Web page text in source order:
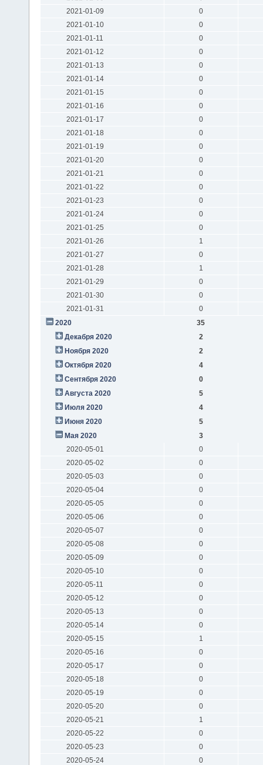
2021-01-09
0
2021-01-10
0
2021-01-11
0
2021-01-12
0
2021-01-13
0
2021-01-14
0
2021-01-15
0
2021-01-16
0
2021-01-17
0
2021-01-18
0
2021-01-19
0
2021-01-20
0
2021-01-21
0
2021-01-22
0
2021-01-23
0
2021-01-24
0
2021-01-25
0
2021-01-26
1
2021-01-27
0
2021-01-28
1
2021-01-29
0
2021-01-30
0
2021-01-31
0
2020
35
Декабря 2020
2
Ноября 2020
2
Октября 2020
4
Сентября 2020
0
Августа 2020
5
Июля 2020
4
Июня 2020
5
Мая 2020
3
2020-05-01
0
2020-05-02
0
2020-05-03
0
2020-05-04
0
2020-05-05
0
2020-05-06
0
2020-05-07
0
2020-05-08
0
2020-05-09
0
2020-05-10
0
2020-05-11
0
2020-05-12
0
2020-05-13
0
2020-05-14
0
2020-05-15
1
2020-05-16
0
2020-05-17
0
2020-05-18
0
2020-05-19
0
2020-05-20
0
2020-05-21
1
2020-05-22
0
2020-05-23
0
2020-05-24
0